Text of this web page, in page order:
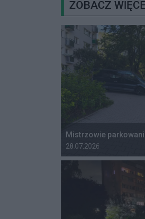
ZOBACZ
Mistrzowie
Data dodania galerii:
28.07.2026